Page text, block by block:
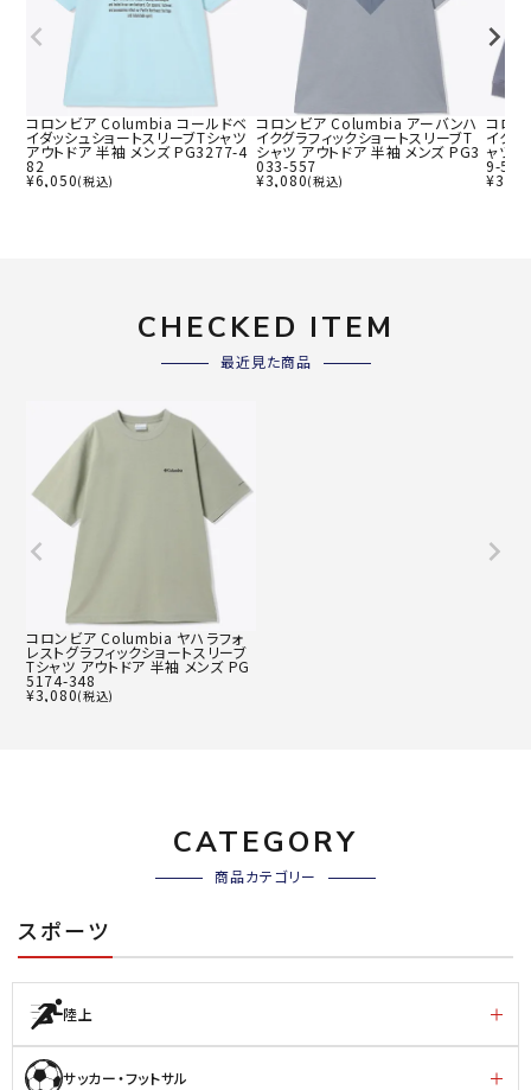
コロンビア Columbia コールドベ
イダッシュショートスリーブTシャツ
アウトドア 半袖 メンズ PG3277-4
82
¥6,050(税込)
コロンビア Columbia アーバンハ
イクグラフィックショートスリーブT
シャツ アウトドア 半袖 メンズ PG3
033-557
¥3,080(税込)
コロ
イクグ
ャツ
9-557
¥
CHECKED ITEM
最近見た商品
コロンビア Columbia ヤハラフォ
レストグラフィックショートスリーブ
Tシャツ アウトドア 半袖 メンズ PG
5174-348
¥3,080(税込)
CATEGORY
商品カテゴリー
スポーツ
陸上
サッカー・フットサル